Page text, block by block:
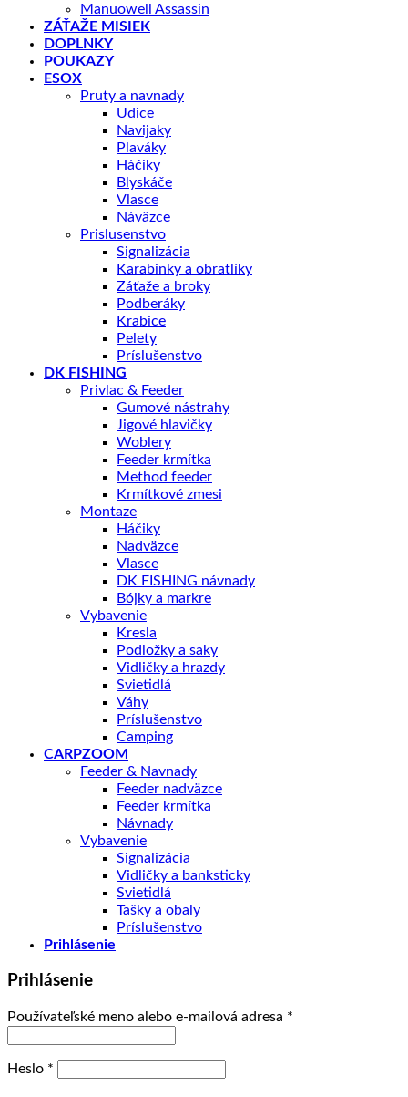
Manuowell Assassin
ZÁŤAŽE MISIEK
DOPLNKY
POUKAZY
ESOX
Pruty a navnady
Udice
Navijaky
Plaváky
Háčiky
Blyskáče
Vlasce
Náväzce
Prislusenstvo
Signalizácia
Karabinky a obratlíky
Záťaže a broky
Podberáky
Krabice
Pelety
Príslušenstvo
DK FISHING
Privlac & Feeder
Gumové nástrahy
Jigové hlavičky
Woblery
Feeder krmítka
Method feeder
Krmítkové zmesi
Montaze
Háčiky
Nadväzce
Vlasce
DK FISHING návnady
Bójky a markre
Vybavenie
Kresla
Podložky a saky
Vidličky a hrazdy
Svietidlá
Váhy
Príslušenstvo
Camping
CARPZOOM
Feeder & Navnady
Feeder nadväzce
Feeder krmítka
Návnady
Vybavenie
Signalizácia
Vidličky a banksticky
Svietidlá
Tašky a obaly
Príslušenstvo
Prihlásenie
Prihlásenie
Používateľské meno alebo e-mailová adresa *
Heslo *